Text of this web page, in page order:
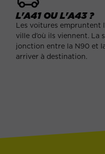
L'A41 OU L'A43 ?
Les voitures empruntent
ville d’où ils viennent. La
jonction entre la N90 et
arriver à destination.